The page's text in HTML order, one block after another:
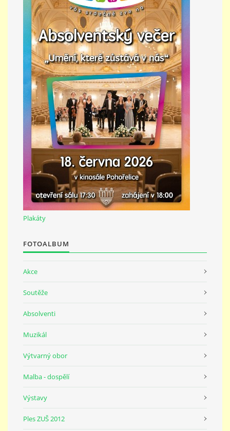
MISS VÝTVARNÝ MODEL
ZAMĚSTNÁNÍ
DOTACE
GDPR
ZUŠ Pohořelice
Školní 462
Pohořelice
691 23
Plakáty
FOTOALBUM
Akce
Soutěže
Absolventi
Muzikál
Výtvarný obor
Malba - dospělí
Výstavy
Ples ZUŠ 2012